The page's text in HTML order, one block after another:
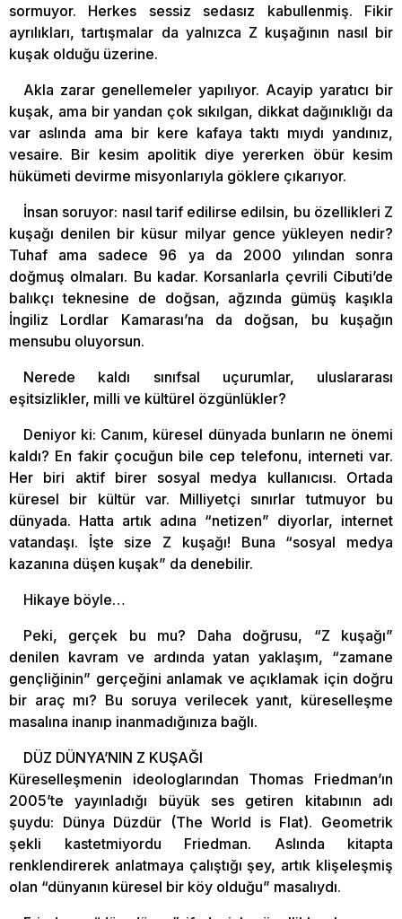
sormuyor. Herkes sessiz sedasız kabullenmiş. Fikir
ayrılıkları, tartışmalar da yalnızca Z kuşağının nasıl bir
kuşak olduğu üzerine.
Akla zarar genellemeler yapılıyor. Acayip yaratıcı bir
kuşak, ama bir yandan çok sıkılgan, dikkat dağınıklığı da
var aslında ama bir kere kafaya taktı mıydı yandınız,
vesaire. Bir kesim apolitik diye yererken öbür kesim
hükümeti devirme misyonlarıyla göklere çıkarıyor.
İnsan soruyor: nasıl tarif edilirse edilsin, bu özellikleri Z
kuşağı denilen bir küsur milyar gence yükleyen nedir?
Tuhaf ama sadece 96 ya da 2000 yılından sonra
doğmuş olmaları. Bu kadar. Korsanlarla çevrili Cibuti’de
balıkçı teknesine de doğsan, ağzında gümüş kaşıkla
İngiliz Lordlar Kamarası’na da doğsan, bu kuşağın
mensubu oluyorsun.
Nerede kaldı sınıfsal uçurumlar, uluslararası
eşitsizlikler, milli ve kültürel özgünlükler?
Deniyor ki: Canım, küresel dünyada bunların ne önemi
kaldı? En fakir çocuğun bile cep telefonu, interneti var.
Her biri aktif birer sosyal medya kullanıcısı. Ortada
küresel bir kültür var. Milliyetçi sınırlar tutmuyor bu
dünyada. Hatta artık adına “netizen” diyorlar, internet
vatandaşı. İşte size Z kuşağı! Buna “sosyal medya
kazanına düşen kuşak” da denebilir.
Hikaye böyle…
Peki, gerçek bu mu? Daha doğrusu, “Z kuşağı”
denilen kavram ve ardında yatan yaklaşım, “zamane
gençliğinin” gerçeğini anlamak ve açıklamak için doğru
bir araç mı? Bu soruya verilecek yanıt, küreselleşme
masalına inanıp inanmadığınıza bağlı.
DÜZ DÜNYA’NIN Z KUŞAĞI
Küreselleşmenin ideologlarından Thomas Friedman’ın
2005’te yayınladığı büyük ses getiren kitabının adı
şuydu: Dünya Düzdür (The World is Flat). Geometrik
şekli kastetmiyordu Friedman. Aslında kitapta
renklendirerek anlatmaya çalıştığı şey, artık klişeleşmiş
olan “dünyanın küresel bir köy olduğu” masalıydı.